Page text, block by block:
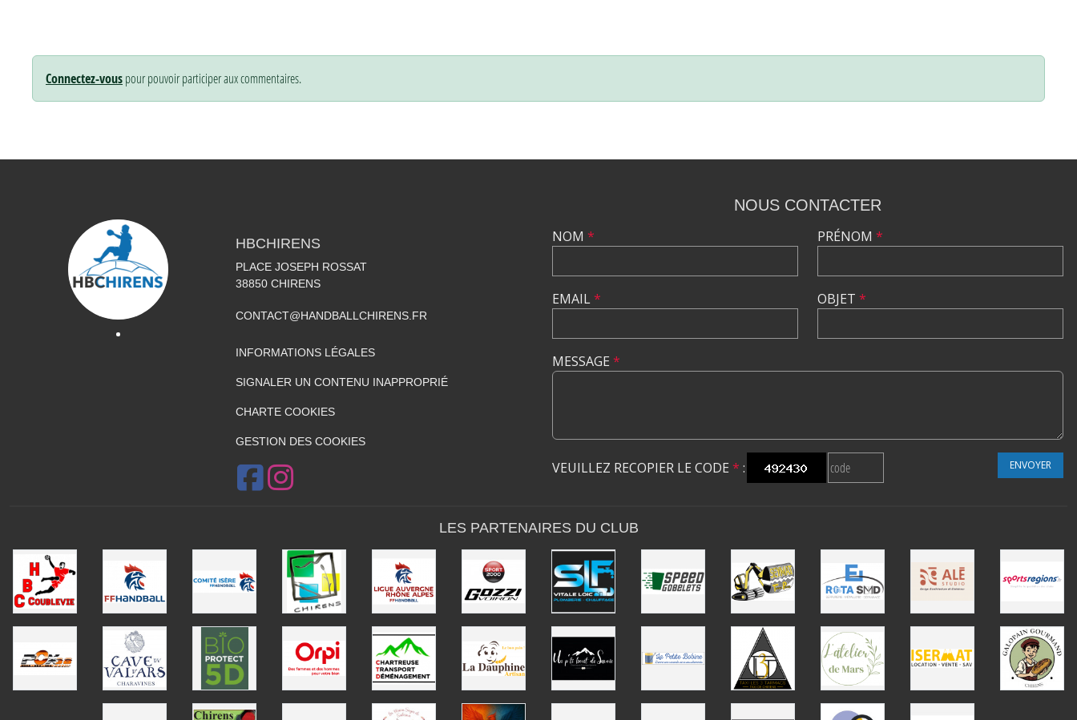
Connectez-vouspour pouvoir participer aux commentaires.
HBCHIRENS
PLACE JOSEPH ROSSAT
38850 CHIRENS
CONTACT@HANDBALLCHIRENS.FR
INFORMATIONS LÉGALES
SIGNALER UN CONTENU INAPPROPRIÉ
CHARTE COOKIES
GESTION DES COOKIES
NOUS CONTACTER
NOM *
EMAIL*
PRÉNOM *
OBJET *
MESSAGE *
VEUILLEZ RECOPIER LE CODE * : ENVOYER
LES PARTENAIRES DU CLUB